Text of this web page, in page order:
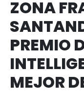
para
invertir
y
alimentos
invertir
Cómo
invertir
1.
Recursos
Recursos
Contacto
Ruta
navegación
inicio
recursos
zona franca
como la mejor
ZONA